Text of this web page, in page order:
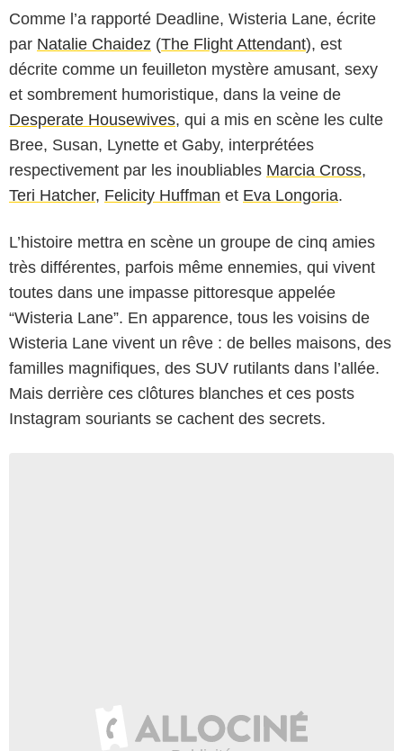
Comme l’a rapporté Deadline, Wisteria Lane, écrite
par Natalie Chaidez (The Flight Attendant), est
décrite comme un feuilleton mystère amusant, sexy
et sombrement humoristique, dans la veine de
Desperate Housewives, qui a mis en scène les culte
Bree, Susan, Lynette et Gaby, interprétées
respectivement par les inoubliables Marcia Cross,
Teri Hatcher, Felicity Huffman et Eva Longoria.
L’histoire mettra en scène un groupe de cinq amies
très différentes, parfois même ennemies, qui vivent
toutes dans une impasse pittoresque appelée
“Wisteria Lane”. En apparence, tous les voisins de
Wisteria Lane vivent un rêve : de belles maisons, des
familles magnifiques, des SUV rutilants dans l’allée.
Mais derrière ces clôtures blanches et ces posts
Instagram souriants se cachent des secrets.